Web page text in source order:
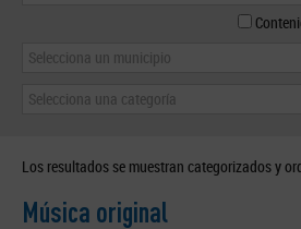
Selecciona un municipio
Selecciona una categoría
Los resultados se muestran categorizados y
Música original